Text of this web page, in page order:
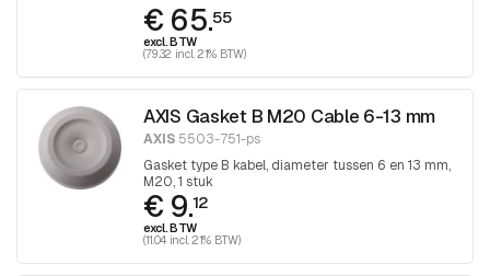
€ 65.55
excl. BTW
(79.32 incl. 21% BTW)
AXIS Gasket B M20 Cable 6-13 mm
AXIS 5503-751-ps
Gasket type B kabel, diameter tussen 6 en 13 mm,
M20, 1 stuk
€ 9.12
excl. BTW
(11.04 incl. 21% BTW)